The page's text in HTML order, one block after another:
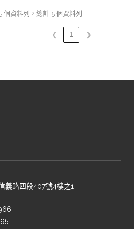
個資料列，總計 5 個資料列
❮ 1 ❯
義路四段407號4樓之1